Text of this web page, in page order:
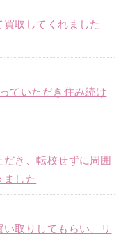
取してくれました
ていただき住み続け
き、転校せずに周囲
ました
取りしてもらい、リ